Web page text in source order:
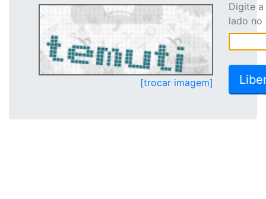
[trocar imagem]
Digite
lado no